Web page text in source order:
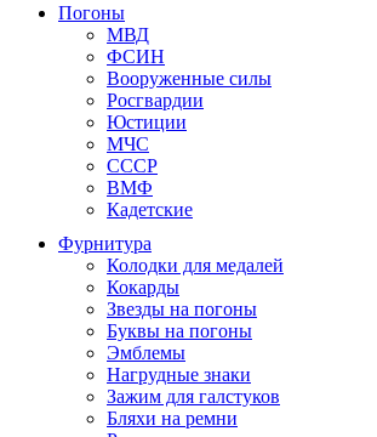
Погоны
МВД
ФСИН
Вооруженные силы
Росгвардии
Юстиции
МЧС
СССР
ВМФ
Кадетские
Фурнитура
Колодки для медалей
Кокарды
Звезды на погоны
Буквы на погоны
Эмблемы
Нагрудные знаки
Зажим для галстуков
Бляхи на ремни